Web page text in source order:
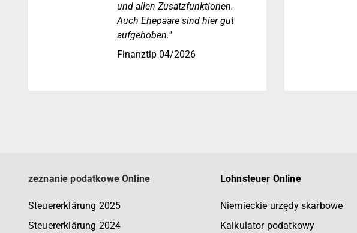
und allen Zusatzfunktionen.
Auch Ehepaare sind hier gut
aufgehoben."
Finanztip 04/2026
zeznanie podatkowe Online
Steuererklärung 2025
Steuererklärung 2024
Lohnsteuer Online
Niemieckie urzędy skarbowe
Kalkulator podatkowy